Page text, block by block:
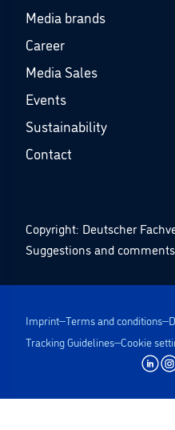
Media brands
Career
Media Sales
Events
Sustainability
Contact
Copyright: Deutscher
Suggestions and
Imprint Terms and conditions
Tracking Guidelines Cookie